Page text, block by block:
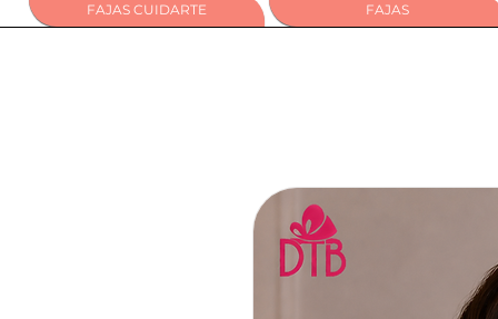
FAJAS CUIDARTE FAJAS